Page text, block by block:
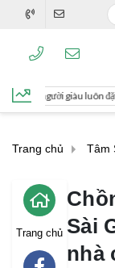
hoa bên trái bàn thờ,
Trang chủ Tâm
Trang chủ Sài
nhà